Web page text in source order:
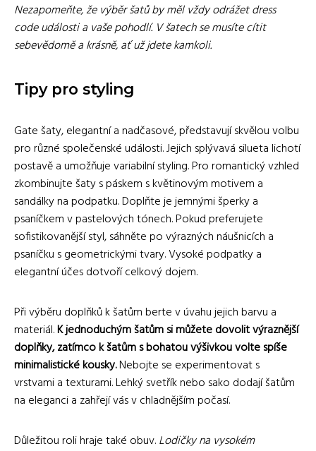
Nezapomeňte, že výběr šatů by měl vždy odrážet dress
code události a vaše pohodlí. V šatech se musíte cítit
sebevědomě a krásně, ať už jdete kamkoli.
Tipy pro styling
Gate šaty, elegantní a nadčasové, představují skvělou volbu
pro různé společenské události. Jejich splývavá silueta lichotí
postavě a umožňuje variabilní styling. Pro romantický vzhled
zkombinujte šaty s páskem s květinovým motivem a
sandálky na podpatku. Doplňte je jemnými šperky a
psaníčkem v pastelových tónech. Pokud preferujete
sofistikovanější styl, sáhněte po výrazných náušnicích a
psaníčku s geometrickými tvary. Vysoké podpatky a
elegantní účes dotvoří celkový dojem.
Při výběru doplňků k šatům berte v úvahu jejich barvu a
materiál.K jednoduchým šatům si můžete dovolit výraznější
doplňky, zatímco k šatům s bohatou výšivkou volte spíše
minimalistické kousky.Nebojte se experimentovat s
vrstvami a texturami. Lehký svetřík nebo sako dodají šatům
na eleganci a zahřejí vás v chladnějším počasí.
Důležitou roli hraje také obuv.Lodičky na vysokém